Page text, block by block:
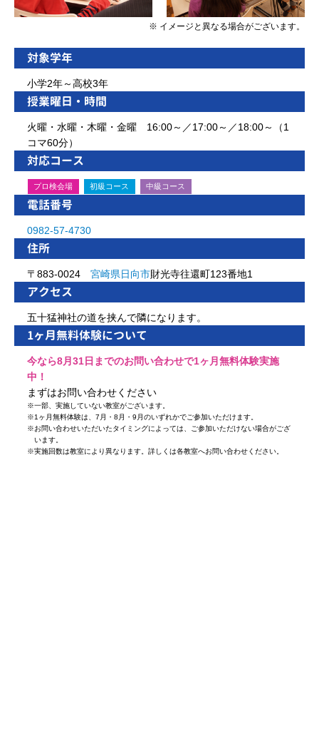
※ イメージと異なる場合がございます。
対象学年
小学2年～高校3年
授業曜日・時間
火曜・水曜・木曜・金曜 16:00～／17:00～／18:00～（1
コマ60分）
対応コース
プロ検会場 初級コース 中級コース
電話番号
0982-57-4730
住所
〒883-0024 宮崎県日向市財光寺往還町123番地1
アクセス
五十猛神社の道を挟んで隣になります。
1ヶ月無料体験について
今なら8月31日までのお問い合わせで1ヶ月無料体験実施
中！
まずはお問い合わせください
※一部、実施していない教室がございます。
※1ヶ月無料体験は、7月・8月・9月のいずれかでご参加いただけます。
※お問い合わせいただいたタイミングによっては、ご参加いただけない場合がござ
います。
※実施回数は教室により異なります。詳しくは各教室へお問い合わせください。